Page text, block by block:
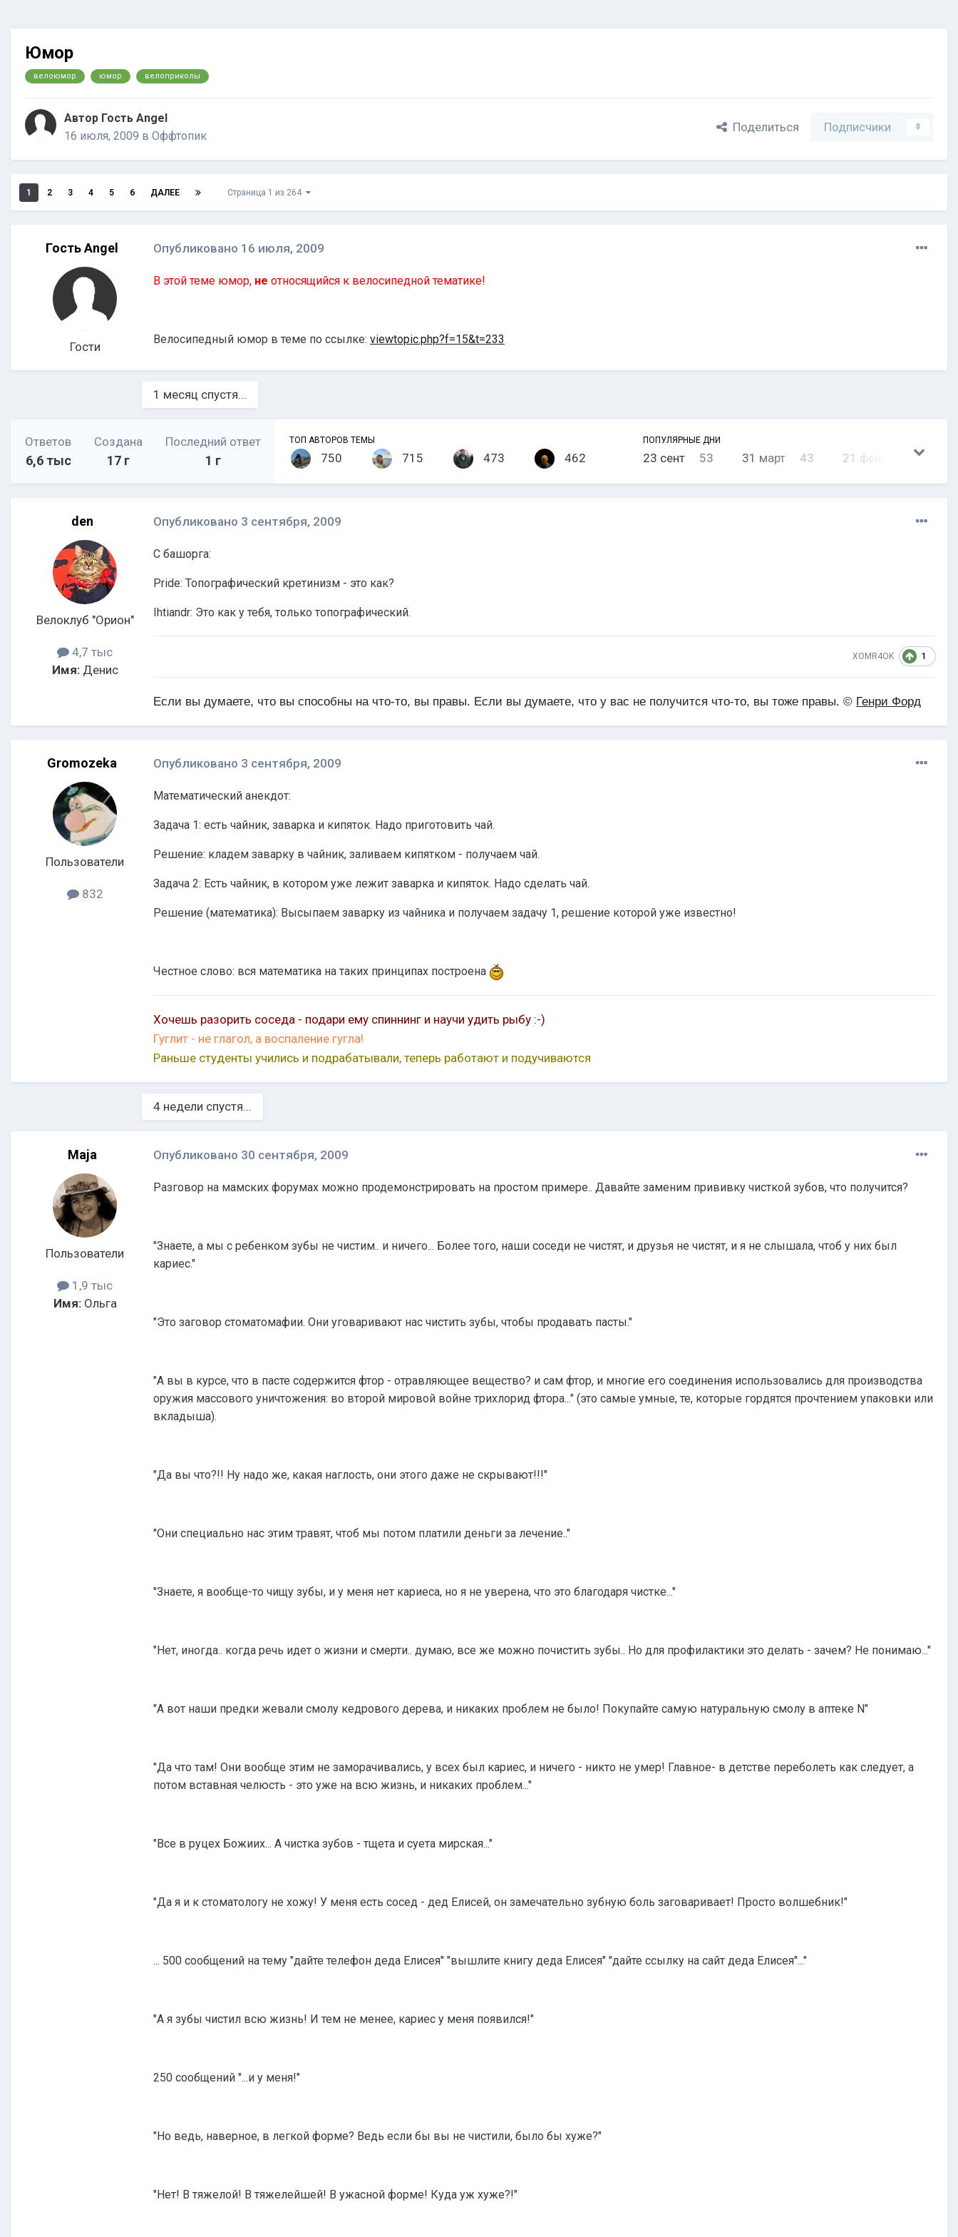
Юмор
велоюмор юмор велоприколы
Автор Гость Angel
16 июля, 2009 в Оффтопик
Поделиться Подписчики 0
1 2 3 4 5 6 ДАЛЕЕ Страница 1 из 264
Гость Angel
Гости
Опубликовано 16 июля, 2009
В этой теме юмор, не относящийся к велосипедной тематике!
Велосипедный юмор в теме по ссылке: viewtopic.php?f=15&t=233
1 месяц спустя...
Ответов
6,6 тыс
Создана
17 г
Последний ответ
1 г
ТОП АВТОРОВ ТЕМЫ
750 715 473 462
ПОПУЛЯРНЫЕ ДНИ
23 сент 53 31 март 43 21 февр
den
Велоклуб "Орион"
4,7 тыс
Имя:Денис
Опубликовано 3 сентября, 2009
С башорга:
Pride: Топографический кретинизм - это как?
Ihtiandr: Это как у тебя, только топографический.
XOMR4OK 1
Если вы думаете, что вы способны на что-то, вы правы. Если вы думаете, что у вас не получится что-то, вы тоже правы. © Генри Форд
Gromozeka
Пользователи
832
Опубликовано 3 сентября, 2009
Математический анекдот:
Задача 1: есть чайник, заварка и кипяток. Надо приготовить чай.
Решение: кладем заварку в чайник, заливаем кипятком - получаем чай.
Задача 2: Есть чайник, в котором уже лежит заварка и кипяток. Надо сделать чай.
Решение (математика): Высыпаем заварку из чайника и получаем задачу 1, решение которой уже известно!
Честное слово: вся математика на таких принципах построена
Хочешь разорить соседа - подари ему спиннинг и научи удить рыбу :-)
Гуглит - не глагол, а воспаление гугла!
Раньше студенты учились и подрабатывали, теперь работают и подучиваются
4 недели спустя...
Maja
Пользователи
1,9 тыс
Имя:Ольга
Опубликовано 30 сентября, 2009
Разговор на мамских форумах можно продемонстрировать на простом примере.. Давайте заменим прививку чисткой зубов, что получится?
"Знаете, а мы с ребенком зубы не чистим.. и ничего... Более того, наши соседи не чистят, и друзья не чистят, и я не слышала, чтоб у них был
кариес."
"Это заговор стоматомафии. Они уговаривают нас чистить зубы, чтобы продавать пасты."
"А вы в курсе, что в пасте содержится фтор - отравляющее вещество? и сам фтор, и многие его соединения использовались для производства
оружия массового уничтожения: во второй мировой войне трихлорид фтора..." (это самые умные, те, которые гордятся прочтением упаковки или
вкладыша).
"Да вы что?!! Ну надо же, какая наглость, они этого даже не скрывают!!!"
"Они специально нас этим травят, чтоб мы потом платили деньги за лечение.."
"Знаете, я вообще-то чищу зубы, и у меня нет кариеса, но я не уверена, что это благодаря чистке..."
"Нет, иногда.. когда речь идет о жизни и смерти.. думаю, все же можно почистить зубы.. Но для профилактики это делать - зачем? Не понимаю..."
"А вот наши предки жевали смолу кедрового дерева, и никаких проблем не было! Покупайте самую натуральную смолу в аптеке N"
"Да что там! Они вообще этим не заморачивались, у всех был кариес, и ничего - никто не умер! Главное- в детстве переболеть как следует, а
потом вставная челюсть - это уже на всю жизнь, и никаких проблем..."
"Все в руцех Божиих... А чистка зубов - тщета и суета мирская..."
"Да я и к стоматологу не хожу! У меня есть сосед - дед Елисей, он замечательно зубную боль заговаривает! Просто волшебник!"
... 500 сообщений на тему "дайте телефон деда Елисея" "вышлите книгу деда Елисея" "дайте ссылку на сайт деда Елисея"..."
"А я зубы чистил всю жизнь! И тем не менее, кариес у меня появился!"
250 сообщений "...и у меня!"
"Но ведь, наверное, в легкой форме? Ведь если бы вы не чистили, было бы хуже?"
"Нет! В тяжелой! В тяжелейшей! В ужасной форме! Куда уж хуже?!"